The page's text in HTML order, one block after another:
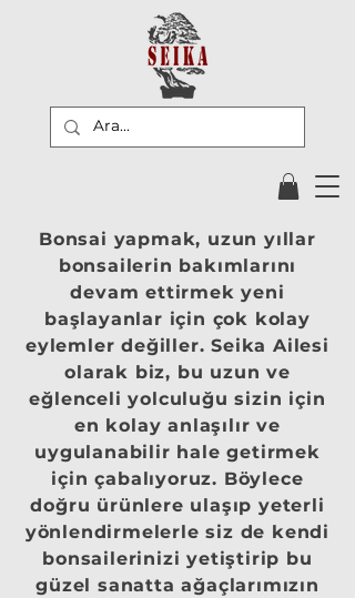
Bonsai yapmak, uzun yıllar
bonsailerin bakımlarını
devam ettirmek yeni
başlayanlar için çok kolay
eylemler değiller. Seika Ailesi
olarak biz, bu uzun ve
eğlenceli yolculuğu sizin için
en kolay anlaşılır ve
uygulanabilir hale getirmek
için çabalıyoruz. Böylece
doğru ürünlere ulaşıp yeterli
yönlendirmelerle siz de kendi
bonsailerinizi yetiştirip bu
güzel sanatta ağaçlarımızın